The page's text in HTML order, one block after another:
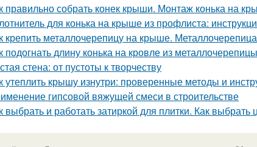
правильно собрать конек крыши. Монтаж конька на
для конька на крыше из профлиста:
крепить металлочерепицу на крыше.
подогнать длину конька на кровле из
стена: от пустоты к творчеству
утеплить крышу изнутри: проверенные методы и
гипсовой вяжущей смеси в строительстве
выбрать и работать затиркой для плитки. Как выбрать